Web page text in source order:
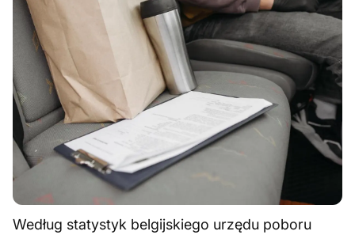
Według statystyk belgijskiego urzędu poboru